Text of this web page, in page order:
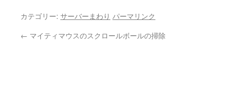
カテゴリー: サーバーまわり パーマリンク
← マイティマウスのスクロールボールの掃除